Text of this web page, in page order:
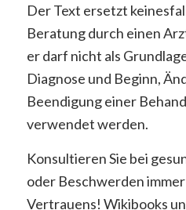
Der Text ersetzt
Beratung durch einen
er darf nicht als
Diagnose und Beginn,
Beendigung einer
verwendet werden.
Konsultieren Sie bei
oder Beschwerden
Vertrauens! Wikibooks